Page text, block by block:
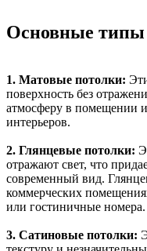
Основные типы
1. Матовые потолки:
поверхность без
атмосферу в помещении
интерьеров.
2. Глянцевые потолки:
отражают свет, что
современный вид.
коммерческих
или гостиничные номера.
3. Сатиновые потолки: